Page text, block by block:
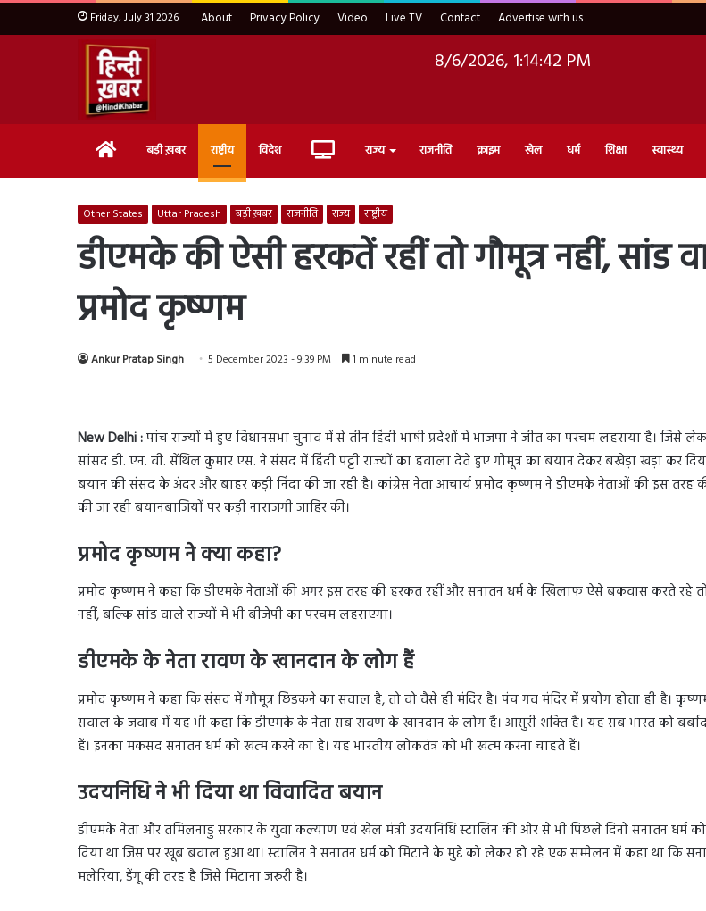
Friday, July 31 2026 About Privacy Policy Video Live TV Contact Advertise with us
8/6/2026, 1:14:43 PM
Home बड़ी ख़बर राष्ट्रीय विदेश Live
TV
राज्य राजनीति क्राइम खेल धर्म शिक्षा स्वास्थ्य
Other States Uttar Pradesh बड़ी ख़बर राजनीति राज्य राष्ट्रीय
डीएमके की ऐसी हरकतें रहीं तो गौमूत्र नहीं, सांड
प्रमोद कृष्‍णम
Ankur Pratap Singh 5 December 2023 - 9:39 PM 1 minute read
NewDelhi :पांच राज्‍यों में हुए विधानसभा चुनाव में से तीन हिंदी भाषी प्रदेशों में भाजपा ने जीत का परचम लहराया है। जिसे
सांसद डी. एन. वी. सेंथिल कुमार एस. ने संसद में हिंदी पट्टी राज्‍यों का हवाला देते हुए गौमूत्र का बयान देकर बखेड़ा खड़ा कर
बयान की संसद के अंदर और बाहर कड़ी निंदा की जा रही है। कांग्रेस नेता आचार्य प्रमोद कृष्‍णम ने डीएमके नेताओं की इस तरह
की जा रही बयानबाजियों पर कड़ी नाराजगी जाहिर की।
प्रमोद कृष्‍णम ने क्या कहा?
प्रमोद कृष्‍णम ने कहा कि डीएमके नेताओं की अगर इस तरह की हरकत रहीं और सनातन धर्म के खिलाफ ऐसे बकवास करते रहे तो
नहीं, बल्‍क‍ि सांड वाले राज्‍यों में भी बीजेपी का परचम लहराएगा।
डीएमके के नेता रावण के खानदान के लोग हैं
प्रमोद कृष्‍णम ने कहा कि संसद में गौमूत्र छिड़कने का सवाल है, तो वो वैसे ही मंदिर है। पंच गव मंदिर में प्रयोग होता ही है।
सवाल के जवाब में यह भी कहा कि डीएमके के नेता सब रावण के खानदान के लोग हैं। आसुरी शक्‍त‍ि हैं। यह सब भारत को
हैं। इनका मकसद सनातन धर्म को खत्‍म करने का है। यह भारतीय लोकतंत्र को भी खत्‍म करना चाहते हैं।
उदयनिधि ने भी दिया था विवादित बयान
डीएमके नेता और तमिलनाडु सरकार के युवा कल्‍याण एवं खेल मंत्री उदयनिधि स्टालिन की ओर से भी पिछले दिनों सनातन धर्म
दिया था जिस पर खूब बवाल हुआ था। स्टालिन ने सनातन धर्म को मिटाने के मुद्दे को लेकर हो रहे एक सम्मेलन में कहा था कि
मलेरिया, डेंगू की तरह है जिसे मिटाना जरूरी है।